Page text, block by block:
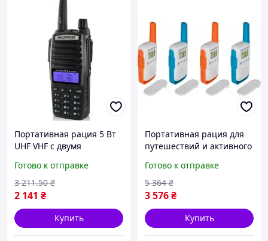
Портативная рация 5 Вт
UHF VHF с двумя
радиолюбителей и
профессионалов FLAME
Готово к отправке
2 141 ₴
3 211.50 ₴
Купить
Портативная рация для
путешествий и активного
без лицензии 16 каналов
FLAME
Готово к отправке
3 576₴
5 364 ₴
Купить